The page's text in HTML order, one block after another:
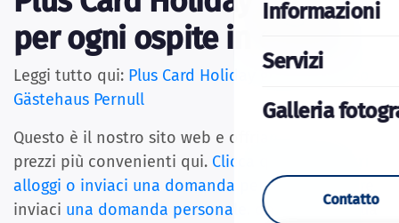
Informazioni
Servizi
Galleria
Contatto
per ogni ospite in estate!
Leggi tutto qui: Plus Card Holiday gratuita presso
Gästehaus Pernull
Questo è il nostro sito web e offriamo sempre i
prezzi più convenienti qui. Clicca qui per i nostri
alloggi o inviaci una domanda personale.
inviaci una domanda personale
. oppure continua